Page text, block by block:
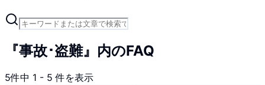
『事故･盗難』内のFAQ
5件中 1 - 5 件を表示